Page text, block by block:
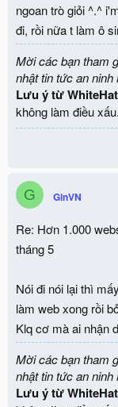
ngoan trò giỏi ^.^
đi, rồi nữa t làm ô
Mời các bạn tham
nhật tin tức an ninh
Lưu ý từ
không làm điều xấu.
G GinVN
Re: Hơn 1.000
tháng 5
Nói đi nói lại thì
làm web xong rồi
Klq cơ mà ai nhận
Mời các bạn tham
nhật tin tức an ninh
Lưu ý từ